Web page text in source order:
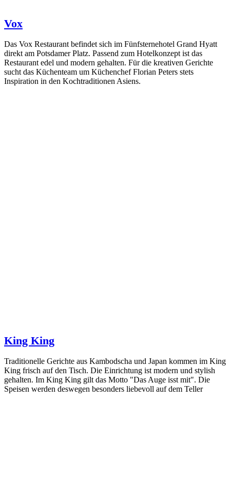
Vox
Das Vox Restaurant befindet sich im Fünfsternehotel Grand Hyatt
direkt am Potsdamer Platz. Passend zum Hotelkonzept ist das
Restaurant edel und modern gehalten. Für die kreativen Gerichte
sucht das Küchenteam um Küchenchef Florian Peters stets
Inspiration in den Kochtraditionen Asiens.
King King
Traditionelle Gerichte aus Kambodscha und Japan kommen im King
King frisch auf den Tisch. Die Einrichtung ist modern und stylish
gehalten. Im King King gilt das Motto "Das Auge isst mit". Die
Speisen werden deswegen besonders liebevoll auf dem Teller